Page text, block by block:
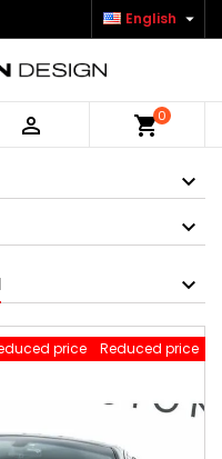
English 
 shopping_cart0
Reduced price
price